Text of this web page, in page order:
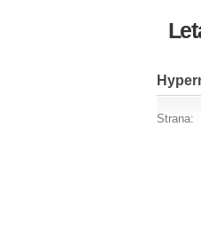
Strana: